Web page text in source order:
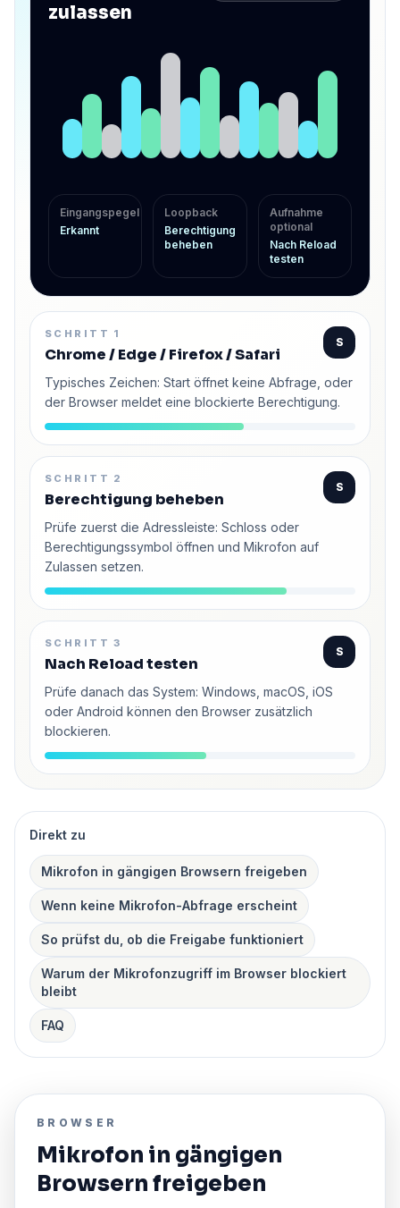
zulassen
Eingangspegel
Erkannt
Loopback
Berechtigung
beheben
Aufnahme
optional
Nach Reload
testen
SCHRITT 1
Chrome / Edge / Firefox / Safari
S
Typisches Zeichen: Start öffnet keine Abfrage, oder
der Browser meldet eine blockierte Berechtigung.
SCHRITT 2
Berechtigung beheben
S
Prüfe zuerst die Adressleiste: Schloss oder
Berechtigungssymbol öffnen und Mikrofon auf
Zulassen setzen.
SCHRITT 3
Nach Reload testen
S
Prüfe danach das System: Windows, macOS, iOS
oder Android können den Browser zusätzlich
blockieren.
Direkt zu
Mikrofon in gängigen Browsern freigeben
Wenn keine Mikrofon-Abfrage erscheint
So prüfst du, ob die Freigabe funktioniert
Warum der Mikrofonzugriff im Browser blockiert
bleibt
FAQ
BROWSER
Mikrofon in gängigen
Browsern freigeben